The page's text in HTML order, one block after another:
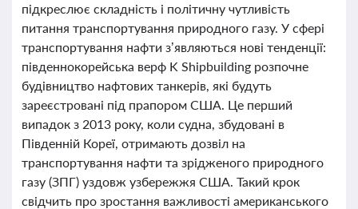
підкреслює складність і політичну чутливість
питання транспортування природного газу. У сфері
транспортування нафти з’являються нові тенденції:
південнокорейська верф K Shipbuilding розпочне
будівництво нафтових танкерів, які будуть
зареєстровані під прапором США. Це перший
випадок з 2013 року, коли судна, збудовані в
Південній Кореї, отримають дозвіл на
транспортування нафти та зрідженого природного
газу (ЗПГ) уздовж узбережжя США. Такий крок
свідчить про зростання важливості американського